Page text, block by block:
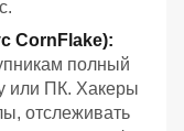
CornFlake):
полный
или ПК. Хакеры
отслеживать